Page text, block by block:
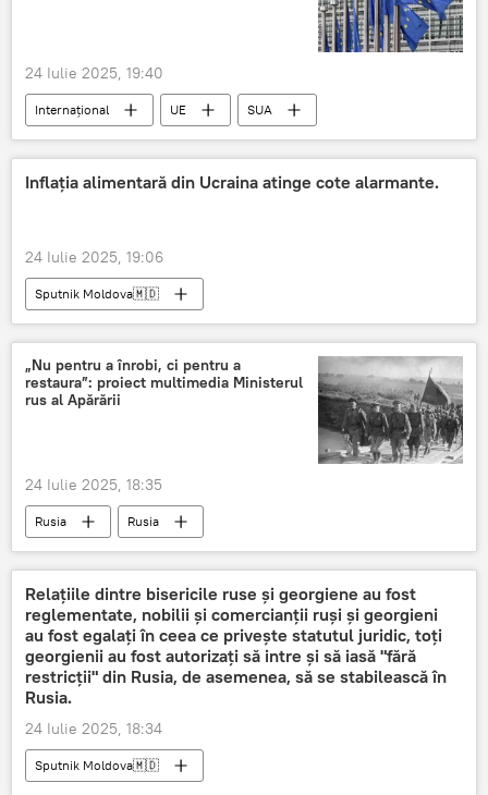
24 Iulie 2025, 19:40
Internațional UE SUA
Inflația alimentară din Ucraina atinge cote alarmante.
24 Iulie 2025, 19:06
Sputnik Moldova🇲🇩
„Nu pentru a înrobi, ci pentru a
restaura”: proiect multimedia Ministerul
rus al Apărării
24 Iulie 2025, 18:35
Rusia Rusia
Relațiile dintre bisericile ruse și georgiene au fost
reglementate, nobilii și comercianții ruși și georgieni
au fost egalați în ceea ce privește statutul juridic, toți
georgienii au fost autorizați să intre și să iasă "fără
restricții" din Rusia, de asemenea, să se stabilească în
Rusia.
24 Iulie 2025, 18:34
Sputnik Moldova🇲🇩